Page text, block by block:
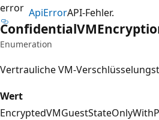
error ApiErrorAPI-Fehler.
Confidential
Enumeration
Vertrauliche VM-
Wert